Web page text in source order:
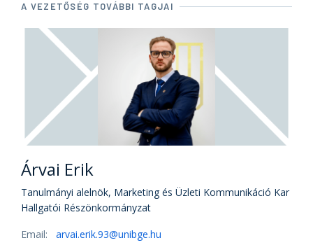
A VEZETŐSÉG TOVÁBBI TAGJAI
Árvai Erik
Tanulmányi alelnök, Marketing és Üzleti Kommunikáció Kar
Hallgatói Részönkormányzat
Email:
arvai.erik.93@unibge.hu